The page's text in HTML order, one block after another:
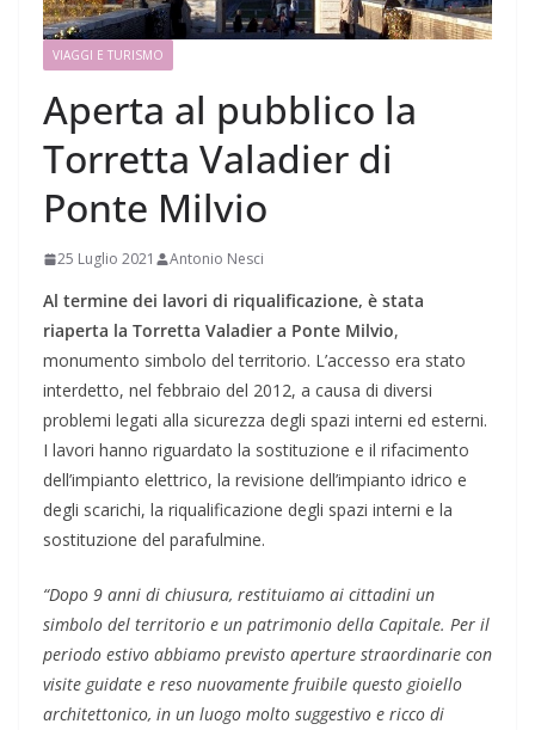
VIAGGI E TURISMO
Aperta al pubblico la
Torretta Valadier di
Ponte Milvio
25 Luglio 2021 Antonio Nesci
Al termine dei lavori di riqualificazione, è stata
riaperta la Torretta Valadier a Ponte Milvio,
monumento simbolo del territorio. L’accesso era stato
interdetto, nel febbraio del 2012, a causa di diversi
problemi legati alla sicurezza degli spazi interni ed esterni.
I lavori hanno riguardato la sostituzione e il rifacimento
dell’impianto elettrico, la revisione dell’impianto idrico e
degli scarichi, la riqualificazione degli spazi interni e la
sostituzione del parafulmine.
“Dopo 9 anni di chiusura, restituiamo ai cittadini un
simbolo del territorio e un patrimonio della Capitale. Per il
periodo estivo abbiamo previsto aperture straordinarie con
visite guidate e reso nuovamente fruibile questo gioiello
architettonico, in un luogo molto suggestivo e ricco di